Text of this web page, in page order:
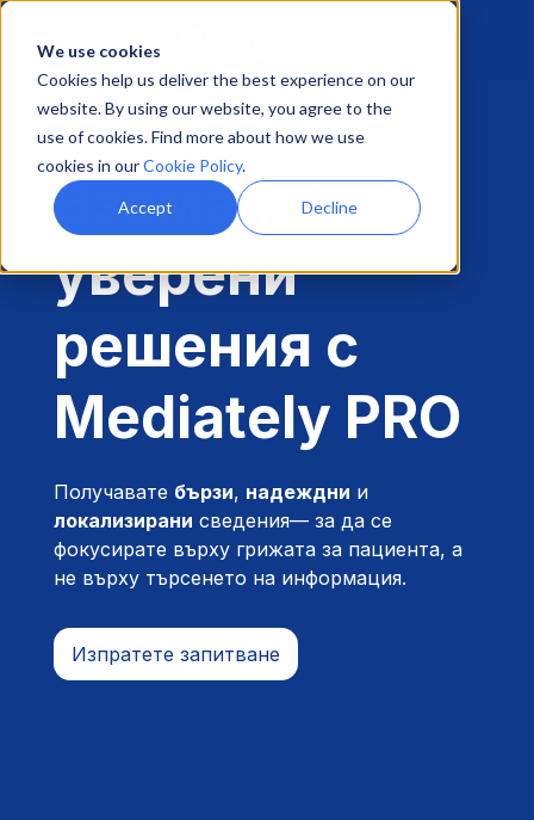
We use cookies
Cookies help us deliver the best experience on our
website. By using our website, you agree to the
use of cookies. Find more about how we use
cookies in ourCookie Policy.
Accept Decline
Вземайте
уверени
решения с
Mediately PRO
Получавате бързи, надеждни и
локализирани сведения— за да се
фокусирате върху грижата за пациента, а
не върху търсенето на информация.
Изпратете запитване